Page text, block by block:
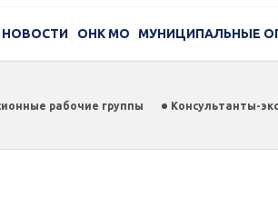
НОВОСТИ ОНК МО МУНИЦИПАЛЬНЫЕ
рабочие группы Консультанты-